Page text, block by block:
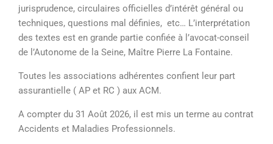
jurisprudence, circulaires officielles d’intérêt général ou
techniques, questions mal définies, etc… L’interprétation
des textes est en grande partie confiée à l’avocat-conseil
de l’Autonome de la Seine, Maître Pierre La Fontaine.
Toutes les associations adhérentes confient leur part
assurantielle ( AP et RC ) aux ACM.
A compter du 31 Août 2026, il est mis un terme au contrat
Accidents et Maladies Professionnels.